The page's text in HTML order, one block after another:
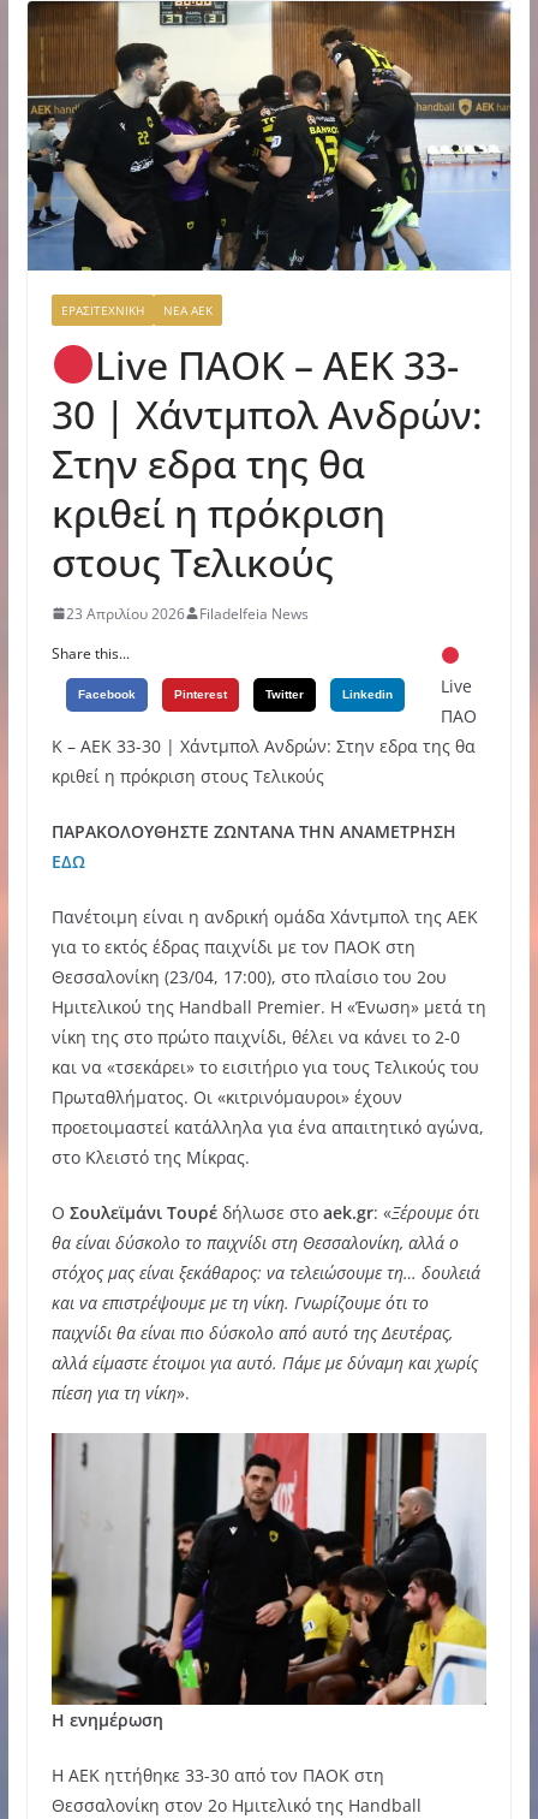
ΕΡΑΣΙΤΕΧΝΙΚΗ ΝΕΑ ΑΕΚ
Live ΠΑΟΚ – AEK 33-
30 | Χάντμπολ Ανδρών:
Στην εδρα της θα
κριθεί η πρόκριση
στους Τελικούς
23 Απριλίου 2026
Filadelfeia News
Share this...
Facebook Pinterest Twitter Linkedin
Live
ΠΑΟ
Κ – AEK 33-30 | Χάντμπολ Ανδρών: Στην εδρα της θα
κριθεί η πρόκριση στους Τελικούς
ΠΑΡΑΚΟΛΟΥΘΗΣΤΕ ΖΩΝΤΑΝΑ ΤΗΝ ΑΝΑΜΕΤΡΗΣΗ
ΕΔΩ
Πανέτοιμη είναι η ανδρική ομάδα Χάντμπολ της ΑΕΚ
για το εκτός έδρας παιχνίδι με τον ΠΑΟΚ στη
Θεσσαλονίκη (23/04, 17:00), στο πλαίσιο του 2ου
Ημιτελικού της Ηandball Premier. H «Ένωση» μετά τη
νίκη της στο πρώτο παιχνίδι, θέλει να κάνει το 2-0
και να «τσεκάρει» το εισιτήριο για τους Τελικούς του
Πρωταθλήματος. Οι «κιτρινόμαυροι» έχουν
προετοιμαστεί κατάλληλα για ένα απαιτητικό αγώνα,
στο Κλειστό της Μίκρας.
Ο Σουλεϊμάνι Τουρέδήλωσε στο aek.gr: «Ξέρουμε ότι
θα είναι δύσκολο το παιχνίδι στη Θεσσαλονίκη, αλλά ο
στόχος μας είναι ξεκάθαρος: να τελειώσουμε τη… δουλειά
και να επιστρέψουμε με τη νίκη. Γνωρίζουμε ότι το
παιχνίδι θα είναι πιο δύσκολο από αυτό της Δευτέρας,
αλλά είμαστε έτοιμοι για αυτό. Πάμε με δύναμη και χωρίς
πίεση για τη νίκη».
Η ενημέρωση
Η ΑΕΚ ηττήθηκε 33-30 από τον ΠΑΟΚ στη
Θεσσαλονίκη στον 2ο Ημιτελικό της Handball